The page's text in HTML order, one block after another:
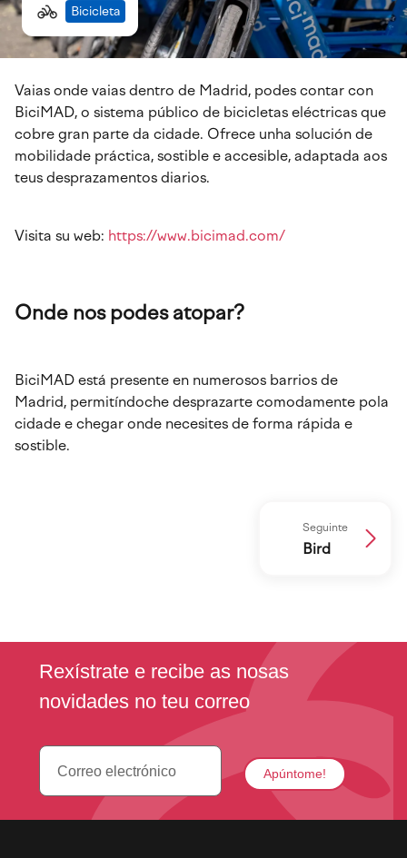
Bicicleta
Vaias onde vaias dentro de Madrid, podes contar con
BiciMAD, o sistema público de bicicletas eléctricas que
cobre gran parte da cidade. Ofrece unha solución de
mobilidade práctica, sostible e accesible, adaptada aos
teus desprazamentos diarios.
Visita su web: https://www.bicimad.com/
Onde nos podes atopar?
BiciMAD está presente en numerosos barrios de
Madrid, permitíndoche desprazarte comodamente pola
cidade e chegar onde necesites de forma rápida e
sostible.
Seguinte
Bird